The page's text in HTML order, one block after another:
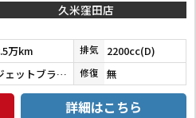
久米窪田店
万km 排気 2200cc(D)
ジェットブラックマイカ 修復 無
詳細はこちら